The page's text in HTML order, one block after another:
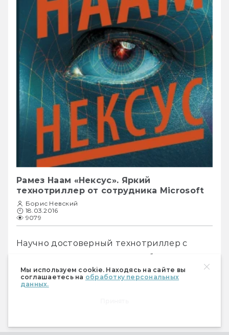
Мы используем cookie. Находясь на сайте вы
соглашаетесь на обработку персональных
данных.
Рамез Наам «Нексус». Яркий
технотриллер от сотрудника Microsoft
Борис Невский
18.03.2016
9079
Научно достоверный технотриллер с
увлекательным сюжетом, но бесцветными
героями.